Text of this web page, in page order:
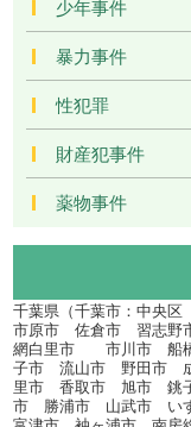
少年事件
暴力事件
性犯罪
財産犯事件
薬物事件
千葉県（千葉市：中
市原市 佐倉市 習志
網白里市 市川市 船
子市 流山市 野田市
里市 香取市 旭市 銚
市 勝浦市 山武市 い